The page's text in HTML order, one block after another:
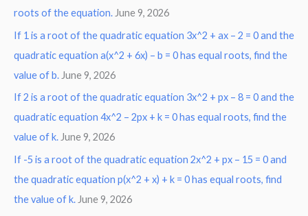
f
o
r
:
roots of the equation. June 9, 2026
If 1 is a root of the quadratic equation 3x^2 + ax – 2 = 0 and the
quadratic equation a(x^2 + 6x) – b = 0 has equal roots, find the
value of b. June 9, 2026
If 2 is a root of the quadratic equation 3x^2 + px – 8 = 0 and the
quadratic equation 4x^2 – 2px + k = 0 has equal roots, find the
value of k. June 9, 2026
If -5 is a root of the quadratic equation 2x^2 + px – 15 = 0 and
the quadratic equation p(x^2 + x) + k = 0 has equal roots, find
the value of k. June 9, 2026